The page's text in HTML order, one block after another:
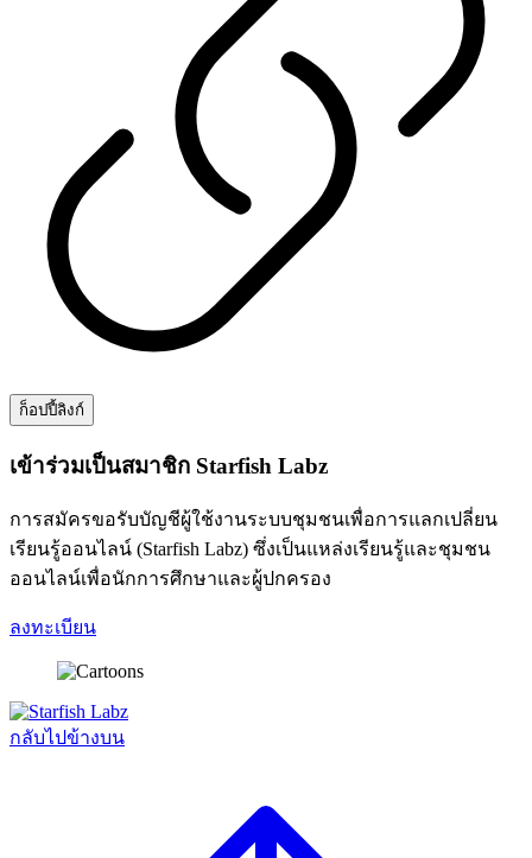
ก็อปปี้ลิงก์
เข้าร่วมเป็นสมาชิก Starfish Labz
การสมัครขอรับบัญชีผู้ใช้งานระบบชุมชนเพื่อการแลกเปลี่ยน
เรียนรู้ออนไลน์ (Starfish Labz) ซึ่งเป็นแหล่งเรียนรู้และชุมชน
ออนไลน์เพื่อนักการศึกษาและผู้ปกครอง
ลงทะเบียน
กลับไปข้างบน